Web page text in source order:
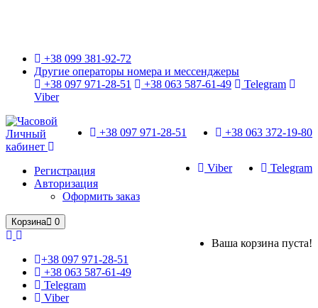
+38 099 381-92-72
Другие операторы номера и мессенджеры
+38 097 971-28-51
+38 063 587-61-49
Telegram
Viber
+38 063 372-19-80
+38 097 971-28-51
Telegram
Viber
Личный
кабинет
Регистрация
Авторизация
Оформить заказ
Корзина 0
Ваша корзина пуста!
+38 097 971-28-51
+38 063 587-61-49
Telegram
Viber